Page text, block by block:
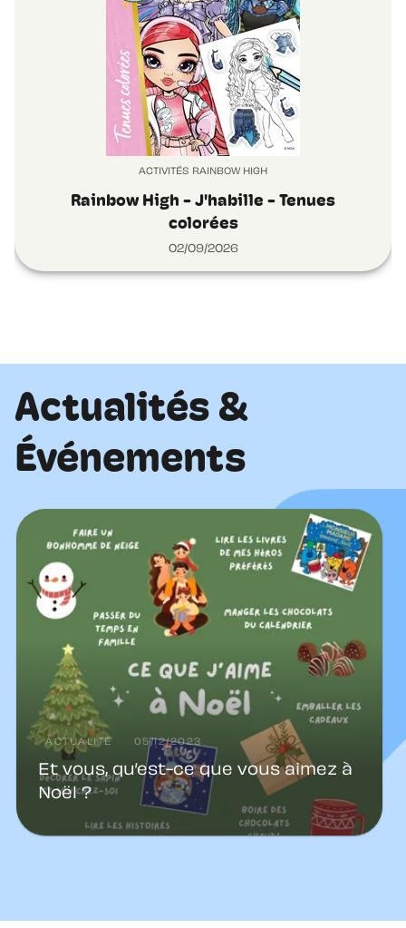
ACTIVITÉS RAINBOW HIGH
Rainbow High - J'habille - Tenues
colorées
02/09/2026
Actualités &
Événements
ACTUALITÉ 05/12/2023
Et vous, qu’est-ce que vous aimez à
Noël ?